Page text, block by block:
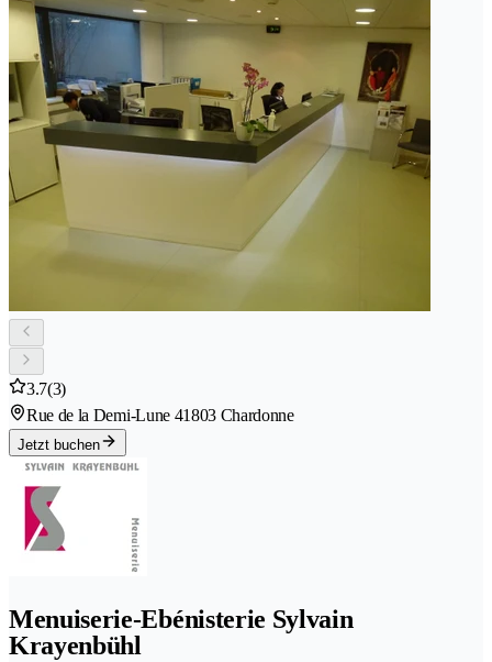
3.7(3)
Rue de la Demi-Lune 41803 Chardonne
Jetzt buchen
Menuiserie-Ebénisterie Sylvain
Krayenbühl